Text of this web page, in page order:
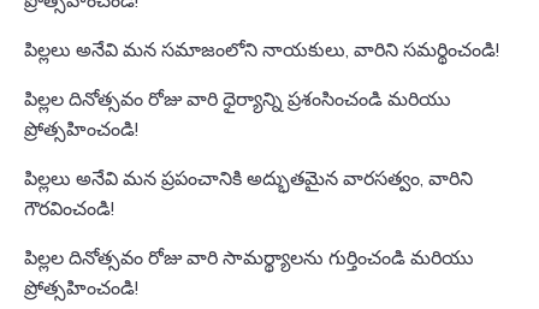
పిల్లలు అనేవి మన సమాజంలోని నాయకులు, వారిని సమర్థించండి!
పిల్లల దినోత్సవం రోజు వారి ధైర్యాన్ని ప్రశంసించండి మరియు
ప్రోత్సహించండి!
పిల్లలు అనేవి మన ప్రపంచానికి అద్భుతమైన వారసత్వం, వారిని
గౌరవించండి!
పిల్లల దినోత్సవం రోజు వారి సామర్థ్యాలను గుర్తించండి మరియు
ప్రోత్సహించండి!